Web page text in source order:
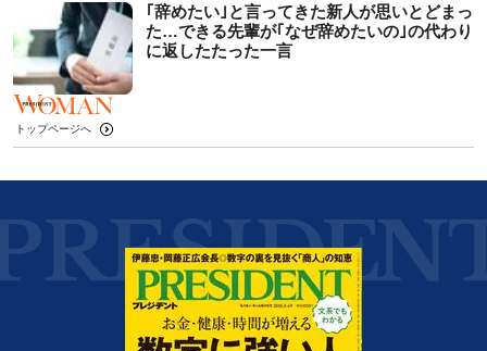
｢辞めたい｣と言ってきた新人が思いとどまっ
た…できる先輩が｢なぜ辞めたいの｣の代わり
に返したたった一言
トップページへ